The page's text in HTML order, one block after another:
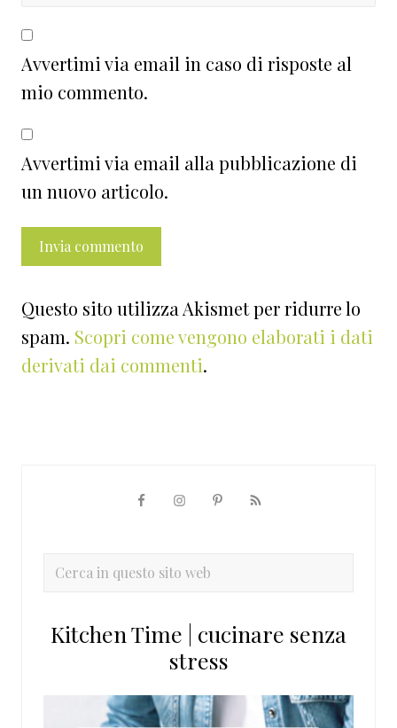
Avvertimi via email in caso di risposte al
mio commento.
Avvertimi via email alla pubblicazione di
un nuovo articolo.
Questo sito utilizza Akismet per ridurre lo
spam. Scopri come vengono elaborati i dati
derivati dai commenti.
primaria
Cerca
sito
Kitchen Time | cucinare senza
stress